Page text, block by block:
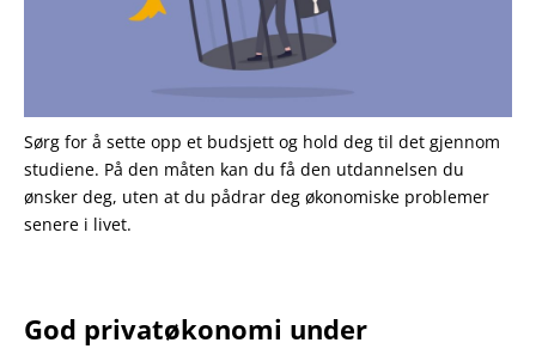
Sørg for å sette opp et budsjett og hold deg til det gjennom
studiene. På den måten kan du få den utdannelsen du
ønsker deg, uten at du pådrar deg økonomiske problemer
senere i livet.
God privatøkonomi under